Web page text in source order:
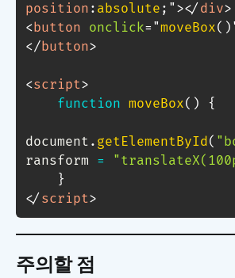
position : absolute ; " ></ div>
<button onclick= "moveBox( )
</button>
<script>
function moveBox( ) {
document . getElementById(
ransform =
}
</ script>
주의할 점